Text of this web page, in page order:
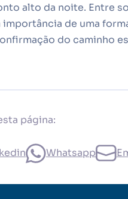
alto da noite. Entre
de uma
do caminho
página:
Whatsapp